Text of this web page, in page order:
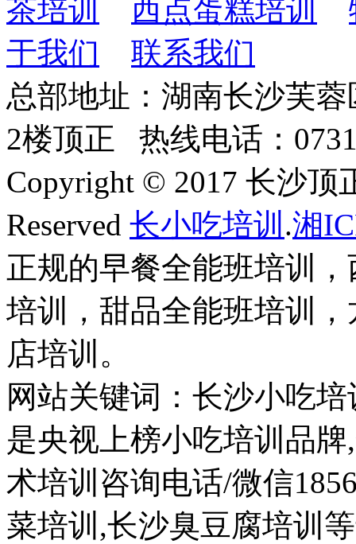
茶培训 西点蛋糕培训
于我们
联系我们
总部地址：湖南长沙芙
2楼顶正 热线电话：
Copyright © 2017 长沙顶
Reserved 长小吃培训 .湘
正规的早餐全能班培训
培训，甜品全能班培训
店培训。
网站关键词：长沙小吃
是央视上榜小吃培训品
术培训咨询电话/微信
菜培训,长沙臭豆腐培训